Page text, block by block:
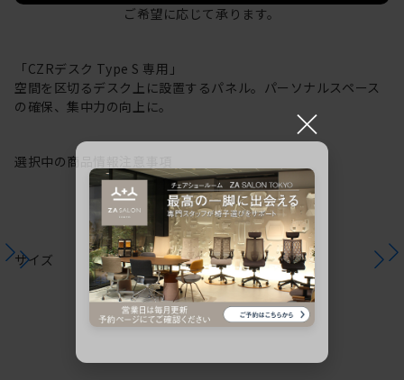
ご希望に応じて承ります。
「CZRデスク Type S 専用」
空間を区切るデスク上に設置するパネル。パーソナルスペース
の確保、集中力の向上に。
選択中の商品情報
サイズ
×